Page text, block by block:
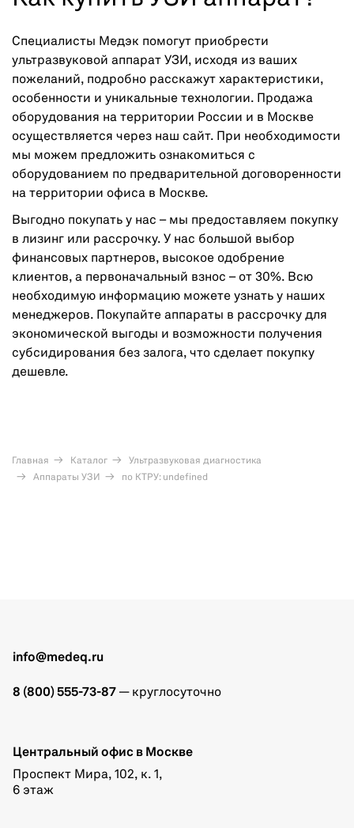
Специалисты Медэк помогут приобрести
ультразвуковой аппарат УЗИ, исходя из ваших
пожеланий, подробно расскажут характеристики,
особенности и уникальные технологии. Продажа
оборудования на территории России и в Москве
осуществляется через наш сайт. При необходимости
мы можем предложить ознакомиться с
оборудованием по предварительной договоренности
на территории офиса в Москве.
Выгодно покупать у нас – мы предоставляем покупку
в лизинг или рассрочку. У нас большой выбор
финансовых партнеров, высокое одобрение
клиентов, а первоначальный взнос – от 30%. Всю
необходимую информацию можете узнать у наших
менеджеров. Покупайте аппараты в рассрочку для
экономической выгоды и возможности получения
субсидирования без залога, что сделает покупку
дешевле.
Главная Каталог
Ультразвуковая диагностика
Аппараты УЗИ
по КТРУ: undefined
info@medeq.ru
8 (800) 555-73-87 — круглосуточно
Центральный офис в Москве
Проспект Мира, 102, к. 1,
6 этаж